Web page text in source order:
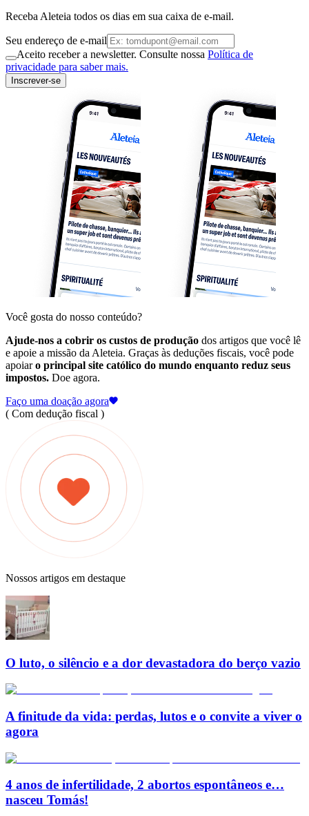
Receba Aleteia todos os dias em sua caixa de e-mail.
Seu endereço de e-mail
Aceito receber a newsletter. Consulte nossa Política de
privacidade para saber mais.
Inscrever-se
Você gosta do nosso conteúdo?
Ajude-nos a cobrir os custos de produção dos artigos que você lê
e apoie a missão da Aleteia. Graças às deduções fiscais, você pode
apoiaro principal site católico do mundo enquanto reduz seus
impostos. Doe agora.
Faço uma doação agora
( Com dedução fiscal )
Nossos artigos em destaque
O luto, o silêncio e a dor devastadora do berço vazio
A finitude da vida: perdas, lutos e o convite a viver o
agora
4 anos de infertilidade, 2 abortos espontâneos e…
nasceu Tomás!